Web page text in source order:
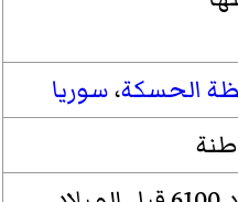
الحسكة،سوريا